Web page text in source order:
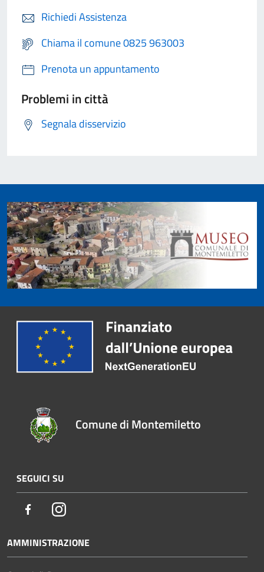
Richiedi Assistenza
Chiama il comune 0825 963003
Prenota un appuntamento
Problemi in città
Segnala disservizio
Comune di Montemiletto
SEGUICI SU
FacebookInstagram
AMMINISTRAZIONE